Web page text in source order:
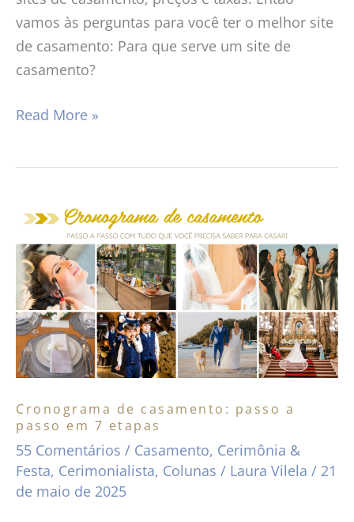
vamos às perguntas para você ter o melhor site
de casamento: Para que serve um site de
casamento?
Read More »
Cronograma de casamento: passo a
passo em 7 etapas
55 Comentários / Casamento, Cerimônia &
Festa, Cerimonialista, Colunas / Laura Vilela / 21
de maio de 2025
Cronograma
casamento:
passo
a
passo
em
7